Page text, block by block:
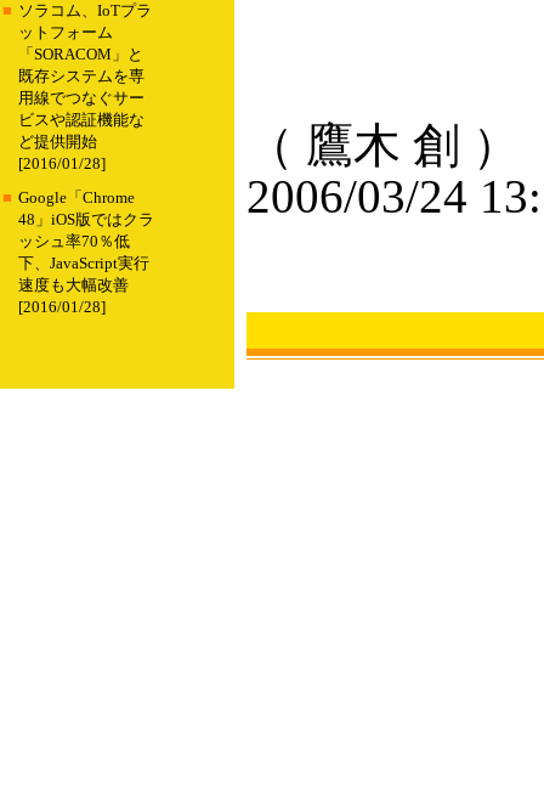
■ ソラコム、IoTプラ
ットフォーム
「SORACOM」と
既存システムを専
用線でつなぐサー
ビスや認証機能な
ど提供開始
[2016/01/28]
■ Google「Chrome
48」iOS版ではクラ
ッシュ率70％低
下、JavaScript実行
速度も大幅改善
[2016/01/28]
（ 鷹木 創 ）
2006/03/24